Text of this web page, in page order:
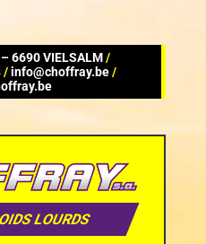
6690 VIELSALM/
/info@choffray.be/
LOURDS